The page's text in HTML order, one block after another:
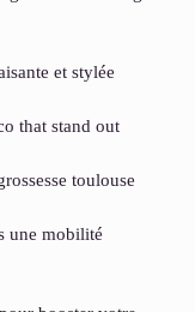
et stylée
that stand out
toulouse
une mobilité